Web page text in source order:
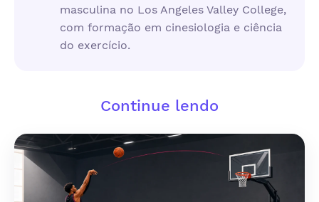
masculina no Los Angeles Valley College,
com formação em cinesiologia e ciência
do exercício.
Continue lendo